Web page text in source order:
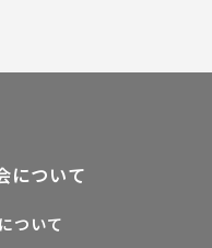
について
ついて